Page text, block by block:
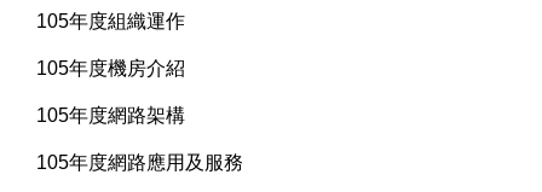
105年度組織運作
105年度機房介紹
105年度網路架構
105年度網路應用及服務